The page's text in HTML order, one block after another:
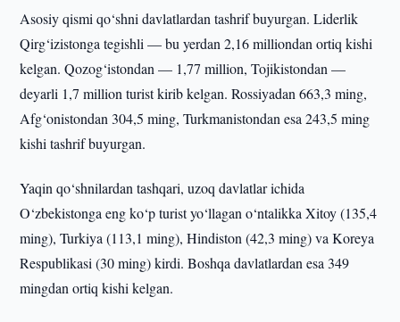
Asosiy qismi qo‘shni davlatlardan tashrif buyurgan. Liderlik
Qirg‘izistonga tegishli — bu yerdan 2,16 milliondan ortiq kishi
kelgan. Qozog‘istondan — 1,77 million, Tojikistondan —
deyarli 1,7 million turist kirib kelgan. Rossiyadan 663,3 ming,
Afg‘onistondan 304,5 ming, Turkmanistondan esa 243,5 ming
kishi tashrif buyurgan.
Yaqin qo‘shnilardan tashqari, uzoq davlatlar ichida
O‘zbekistonga eng ko‘p turist yo‘llagan o‘ntalikka Xitoy (135,4
ming), Turkiya (113,1 ming), Hindiston (42,3 ming) va Koreya
Respublikasi (30 ming) kirdi. Boshqa davlatlardan esa 349
mingdan ortiq kishi kelgan.